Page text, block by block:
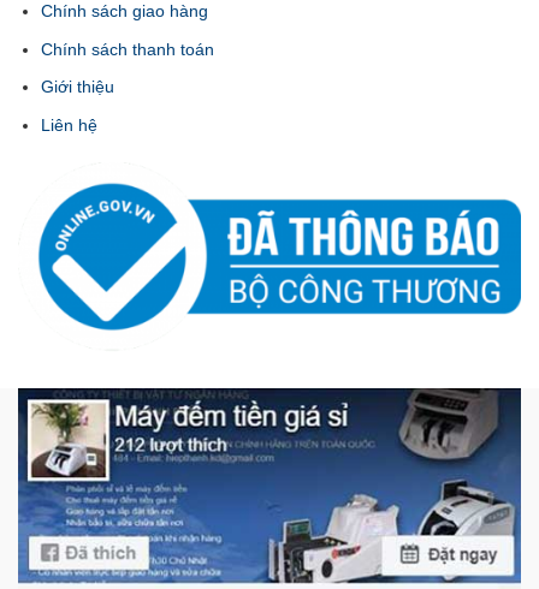
Chính sách giao hàng
Chính sách thanh toán
Giới thiệu
Liên hệ